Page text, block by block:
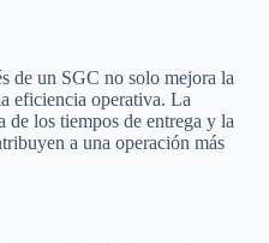
de un SGC no solo mejora la
eficiencia operativa. La
de los tiempos de entrega y la
a una operación más